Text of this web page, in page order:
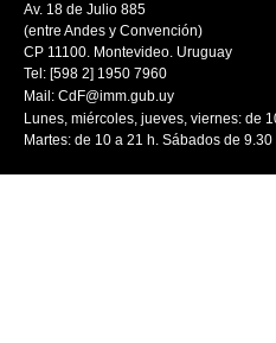
Av. 18 de Julio 885
(entre Andes y Convención)
CP 11100. Montevideo. Uruguay
Tel: [598 2] 1950 7960
Mail: CdF@imm.gub.uy
Lunes, miércoles, jueves, viernes: de
Martes: de 10 a 21 h. Sábados de